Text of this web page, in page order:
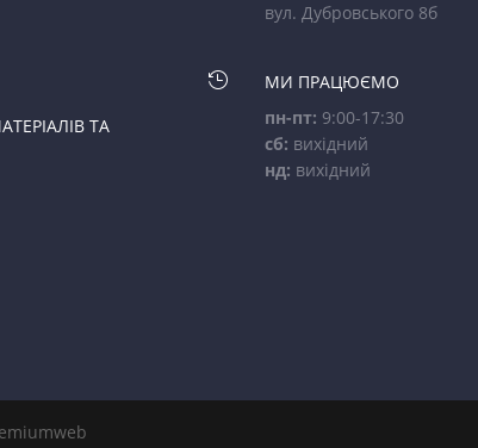
ТА
вул. Дубровського 8б

МИ ПРАЦЮЄМО
пн-пт: 9:00-17:30
сб: вихідний
нд: вихідний